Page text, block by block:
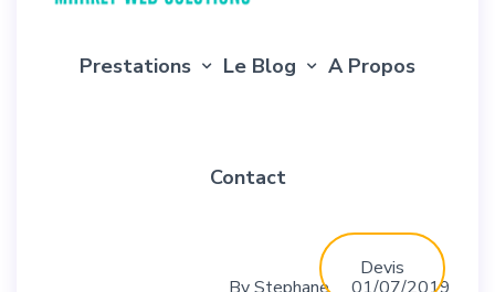
Prestations Le Blog A Propos
Contact
Devis